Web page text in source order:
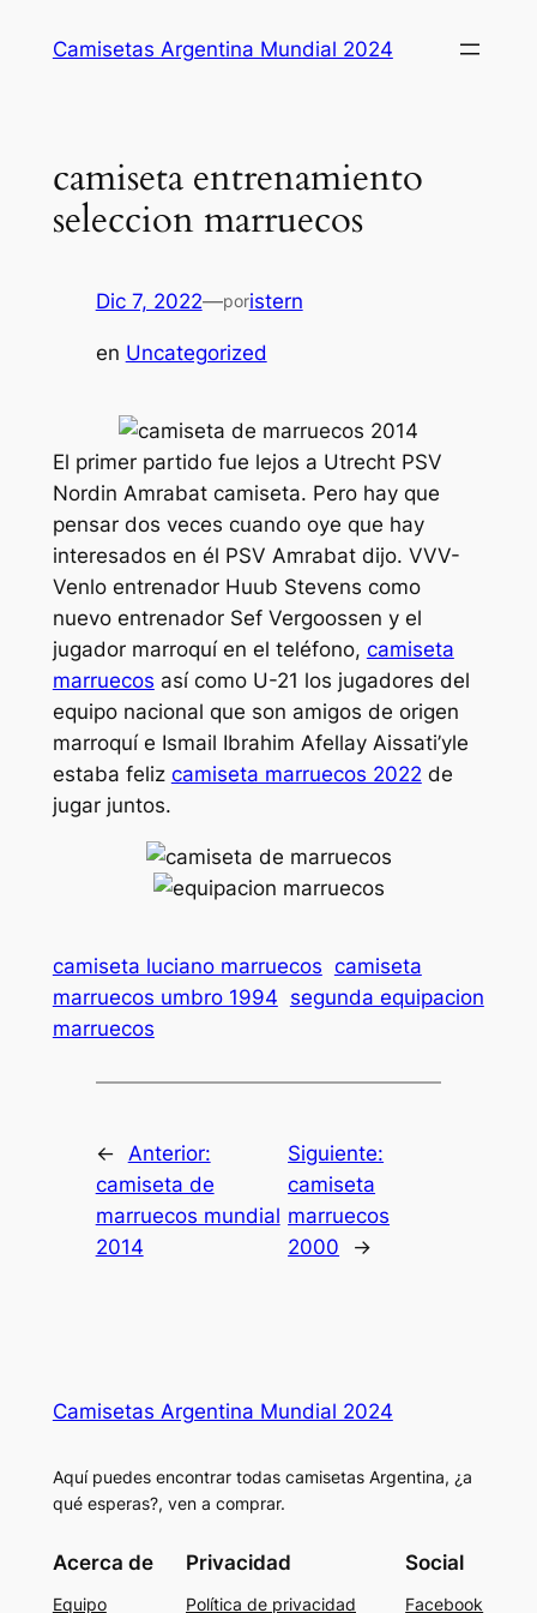
Camisetas Argentina Mundial 2024
camiseta entrenamiento
seleccion marruecos
Dic 7, 2022—poristern
en Uncategorized
El primer partido fue lejos a Utrecht PSV
Nordin Amrabat camiseta. Pero hay que
pensar dos veces cuando oye que hay
interesados en él PSV Amrabat dijo. VVV-
Venlo entrenador Huub Stevens como
nuevo entrenador Sef Vergoossen y el
jugador marroquí en el teléfono, camiseta
marruecos así como U-21 los jugadores del
equipo nacional que son amigos de origen
marroquí e Ismail Ibrahim Afellay Aissati’yle
estaba feliz camiseta marruecos 2022 de
jugar juntos.
camiseta luciano marruecos camiseta
marruecos umbro 1994 segunda equipacion
marruecos
←
Anterior:
camiseta de
marruecos mundial
2014
Siguiente:
camiseta
marruecos
2000
→
Camisetas Argentina Mundial 2024
Aquí puedes encontrar todas camisetas Argentina, ¿a
qué esperas?, ven a comprar.
Acerca de
Equipo
Privacidad
Política de privacidad
Social
Facebook